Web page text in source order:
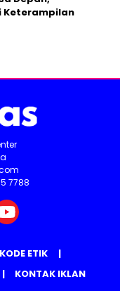
Keterampilan
7788
KODE ETIK
KONTAK IKLAN